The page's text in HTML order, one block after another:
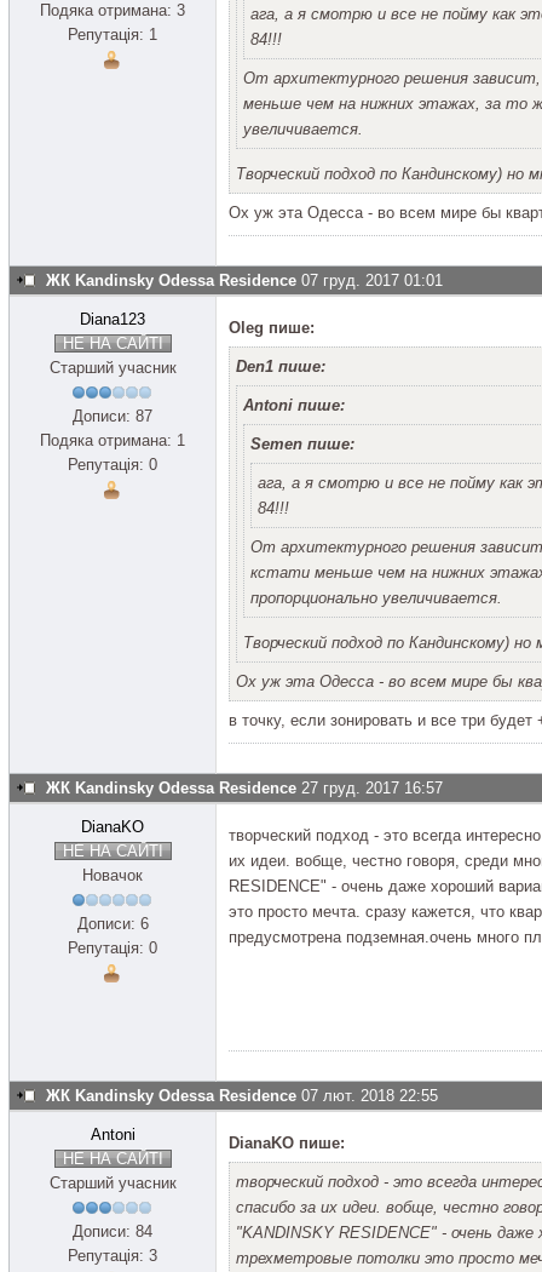
Подяка отримана: 3
Репутація: 1
ага, а я смотрю и все не пойму как
84!!!
От архитектурного решения
меньше чем на нижних этажах, за то
увеличивается.
Творческий подход по Кандинскому) но
Ох уж эта Одесса - во всем мире бы
ЖК Kandinsky Odessa Residence 07 груд. 2017 01:01
Diana123
НЕ НА САЙТІ
Старший учасник
Дописи: 87
Подяка отримана: 1
Репутація: 0
Oleg пише:
Den1 пише:
Antoni пише:
Semen пише:
ага, а я смотрю и все не пойму как
84!!!
От архитектурного решения
кстати меньше чем на нижних
пропорционально увеличивается.
Творческий подход по Кандинскому)
Ох уж эта Одесса - во всем мире бы
в точку, если зонировать и все три будет
ЖК Kandinsky Odessa Residence 27 груд. 2017 16:57
DianaKO
НЕ НА САЙТІ
Новачок
Дописи: 6
Репутація: 0
творческий подход - это всегда
их идеи. вобще, честно говоря, среди
RESIDENCE" - очень даже хороший
это просто мечта. сразу кажется, что
предусмотрена подземная.очень много
ЖК Kandinsky Odessa Residence 07 лют. 2018 22:55
Antoni
НЕ НА САЙТІ
Старший учасник
Дописи: 84
Репутація: 3
DianaKO пише:
творческий подход - это всегда
спасибо за их идеи. вобще, честно
"KANDINSKY RESIDENCE" - очень
трехметровые потолки это просто